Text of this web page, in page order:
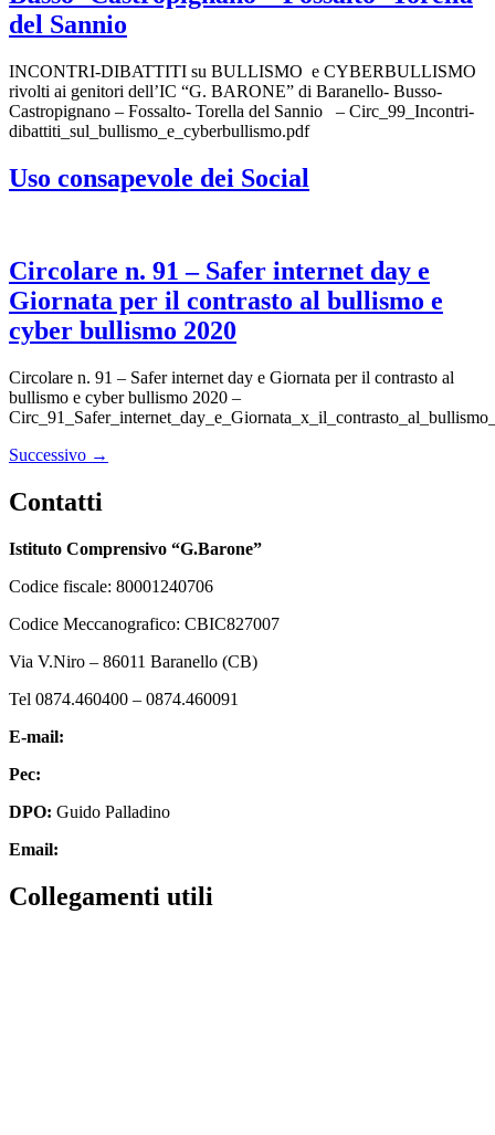
del Sannio
INCONTRI-DIBATTITI su BULLISMO e CYBERBULLISMO
rivolti ai genitori dell’IC “G. BARONE” di Baranello- Busso-
Castropignano – Fossalto- Torella del Sannio – Circ_99_Incontri-
dibattiti_sul_bullismo_e_cyberbullismo.pdf
Uso consapevole dei Social
Circolare n. 91 – Safer internet day e
Giornata per il contrasto al bullismo e
cyber bullismo 2020
Circolare n. 91 – Safer internet day e Giornata per il contrasto al
bullismo e cyber bullismo 2020 –
Successivo →
Contatti
Istituto Comprensivo “G.Barone”
Codice fiscale: 80001240706
Codice Meccanografico: CBIC827007
Via V.Niro – 86011 Baranello (CB)
Tel 0874.460400 – 0874.460091
E-mail:
Pec:
DPO: Guido Palladino
Email:
Collegamenti utili